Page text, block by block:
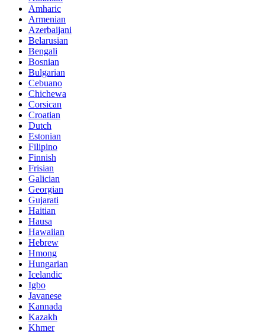
Amharic
Armenian
Azerbaijani
Belarusian
Bengali
Bosnian
Bulgarian
Cebuano
Chichewa
Corsican
Croatian
Dutch
Estonian
Filipino
Finnish
Frisian
Galician
Georgian
Gujarati
Haitian
Hausa
Hawaiian
Hebrew
Hmong
Hungarian
Icelandic
Igbo
Javanese
Kannada
Kazakh
Khmer